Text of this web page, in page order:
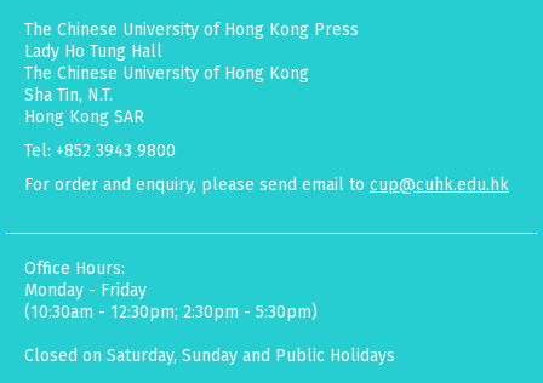
The Chinese University of Hong Kong Press
Lady Ho Tung Hall
The Chinese University of Hong Kong
Sha Tin, N.T.
Hong Kong SAR
Tel: +852 3943 9800
For order and enquiry, please send email to cup@cuhk.edu.hk
Office Hours:
Monday - Friday
(10:30am - 12:30pm; 2:30pm - 5:30pm)
Closed on Saturday, Sunday and Public Holidays